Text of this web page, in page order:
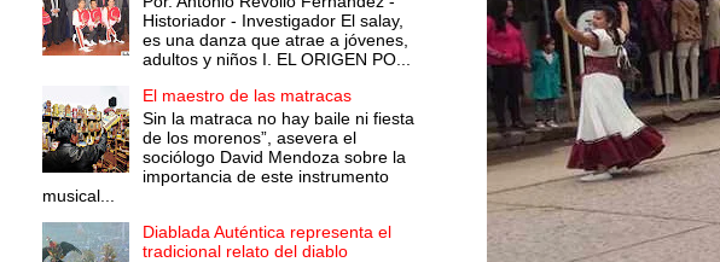
Historiador - Investigador El salay,
es una danza que atrae a jóvenes,
adultos y niños I. EL ORIGEN PO...
El maestro de las matracas
Sin la matraca no hay baile ni fiesta
de los morenos”, asevera el
sociólogo David Mendoza sobre la
importancia de este instrumento
musical...
Diablada Auténtica representa el
tradicional relato del diablo